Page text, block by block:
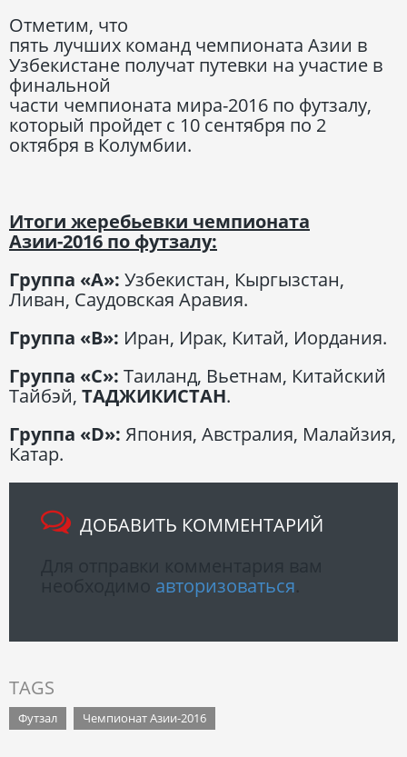
Отметим, что
пять лучших команд чемпионата Азии в
Узбекистане получат путевки на участие в
финальной
части чемпионата мира-2016 по футзалу,
который пройдет с 10 сентября по 2
октября в Колумбии.
Итоги жеребьевки чемпионата
Азии-2016 по футзалу:
Группа «А»: Узбекистан, Кыргызстан,
Ливан, Саудовская Аравия.
Группа «В»: Иран, Ирак, Китай, Иордания.
Группа «С»: Таиланд, Вьетнам, Китайский
Тайбэй, ТАДЖИКИСТАН.
Группа «D»: Япония, Австралия, Малайзия,
Катар.
ДОБАВИТЬ КОММЕНТАРИЙ
авторизоваться
TAGS
Футзал Чемпионат Азии-2016